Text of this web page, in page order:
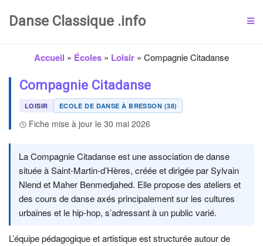
Danse Classique .info
Accueil » Écoles » Loisir » Compagnie Citadanse
Compagnie Citadanse
LOISIR ECOLE DE DANSE À BRESSON (38)
Fiche mise à jour le 30 mai 2026
La Compagnie Citadanse est une association de danse
située à Saint-Martin-d’Hères, créée et dirigée par Sylvain
Nlend et Maher Benmedjahed. Elle propose des ateliers et
des cours de danse axés principalement sur les cultures
urbaines et le hip-hop, s’adressant à un public varié.
L’équipe pédagogique et artistique est structurée autour de